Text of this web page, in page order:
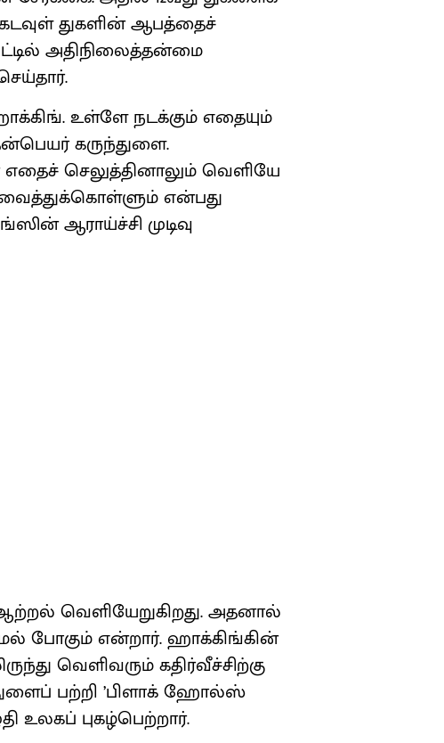
துகளின் ஆபத்தைச்
அதிநிலைத்தன்மை
உள்ளே நடக்கும் எதையும்
கருந்துளை.
செலுத்தினாலும் வெளியே
வைத்துக்கொள்ளும் என்பது
ஆராய்ச்சி முடிவு
ஆற்றல் வெளியேறுகிறது. அதனால்
போகும் என்றார். ஹாக்கிங்கின்
வெளிவரும் கதிர்வீச்சிற்கு
பற்றி ’பிளாக் ஹோல்ஸ்
உலகப் புகழ்பெற்றார்.